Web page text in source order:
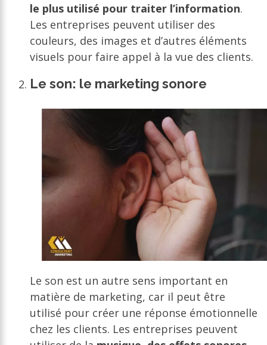
le plus utilisé pour traiter l’information.
Les entreprises peuvent utiliser des
couleurs, des images et d’autres éléments
visuels pour faire appel à la vue des clients.
Le son: le marketing sonore
Le son est un autre sens important en
matière de marketing, car il peut être
utilisé pour créer une réponse émotionnelle
chez les clients. Les entreprises peuvent